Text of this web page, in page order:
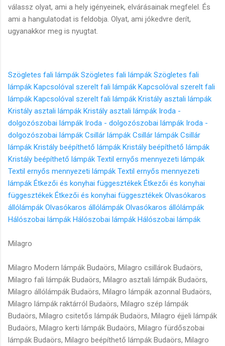
válassz olyat, ami a hely igényeinek, elvárásainak megfelel. És
ami a hangulatodat is feldobja. Olyat, ami jókedvre derít,
ugyanakkor meg is nyugtat.
Szögletes fali lámpák Szögletes fali lámpák Szögletes fali
lámpák Kapcsolóval szerelt fali lámpák Kapcsolóval szerelt fali
lámpák Kapcsolóval szerelt fali lámpák Kristály asztali lámpák
Kristály asztali lámpák Kristály asztali lámpák Iroda -
dolgozószobai lámpák Iroda - dolgozószobai lámpák Iroda -
dolgozószobai lámpák Csillár lámpák Csillár lámpák Csillár
lámpák Kristály beépíthető lámpák Kristály beépíthető lámpák
Kristály beépíthető lámpák Textil ernyős mennyezeti lámpák
Textil ernyős mennyezeti lámpák Textil ernyős mennyezeti
lámpák Étkezői és konyhai függesztékek Étkezői és konyhai
függesztékek Étkezői és konyhai függesztékek Olvasókaros
állólámpák Olvasókaros állólámpák Olvasókaros állólámpák
Hálószobai lámpák Hálószobai lámpák Hálószobai lámpák
Milagro
Milagro Modern lámpák Budaörs, Milagro csillárok Budaörs,
Milagro fali lámpák Budaörs, Milagro asztali lámpák Budaörs,
Milagro állólámpák Budaörs, Milagro lámpák azonnal Budaörs,
Milagro lámpák raktárról Budaörs, Milagro szép lámpák
Budaörs, Milagro csitetős lámpák Budaörs, Milagro éjjeli lámpák
Budaörs, Milagro kerti lámpák Budaörs, Milagro fürdőszobai
lámpák Budaörs, Milagro beépíthető lámpák Budaörs, Milagro